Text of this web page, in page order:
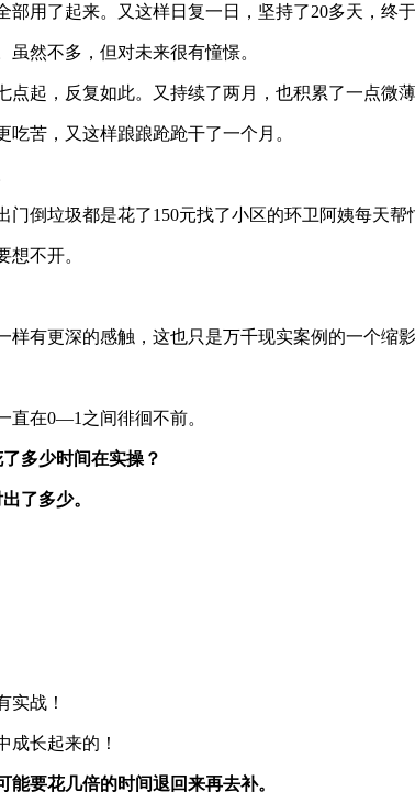
用了起来。又这样日复一日，坚持了20多天，终
然不多，但对未来很有憧憬。
起，反复如此。又持续了两月，也积累了一点微薄
苦，又这样踉踉跄跄干了一个月。
倒垃圾都是花了150元找了小区的环卫阿姨每天帮
不开。
有更深的感触，这也只是万千现实案例的一个缩影
直在0—1之间徘徊不前。
多少时间在实操？
了多少。
实战！
成长起来的！
要花几倍的时间退回来再去补。